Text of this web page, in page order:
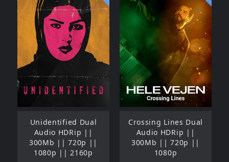
Unidentified Dual
Audio HDRip ||
300Mb || 720p ||
1080p || 2160p
Crossing Lines Dual
Audio HDRip ||
300Mb || 720p ||
1080p